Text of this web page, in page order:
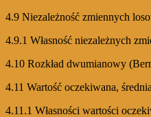
4.9 Niezależność zmiennych
4.9.1 Własność niezależnych
4.10 Rozkład dwumianowy
4.11 Wartość oczekiwana, średnia
4.11.1 Własności wartości